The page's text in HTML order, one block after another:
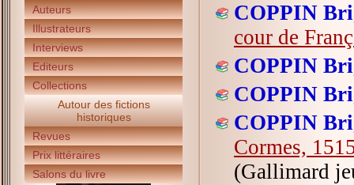
Auteurs
Illustrateurs
Interviews
Editeurs
Collections
Autour des fictions
historiques
Revues
Prix littéraires
Salons du livre
COPPIN
cour de
COPPIN
COPPIN
COPPIN
Cormes,
(Gallimard